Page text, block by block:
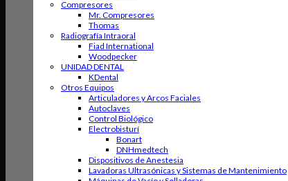
Compresores
Mr. Compresores
Thomas
Radiografía Intraoral
Fiad International
Woodpecker
UNIDAD DENTAL
KDental
Otros Equipos
Articuladores y Arcos Faciales
Autoclaves
Control Biológico
Electrobisturí
Bonart
DNHmedtech
Dispositivos de Anestesia
Lavadoras Ultrasónicas y Sistemas de Mantenimiento